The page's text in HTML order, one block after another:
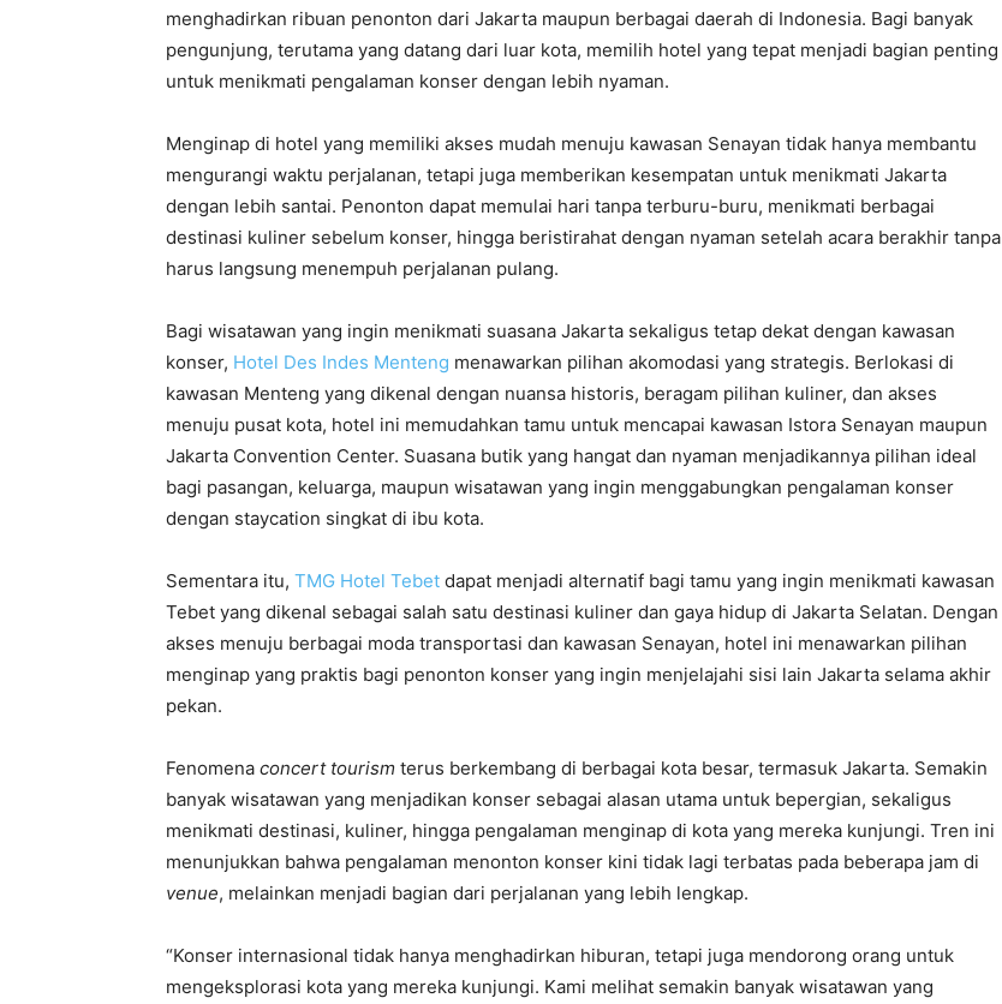
menghadirkan ribuan penonton dari Jakarta maupun berbagai daerah di Indonesia. Bagi banyak
pengunjung, terutama yang datang dari luar kota, memilih hotel yang tepat menjadi bagian penting
untuk menikmati pengalaman konser dengan lebih nyaman.
Menginap di hotel yang memiliki akses mudah menuju kawasan Senayan tidak hanya membantu
mengurangi waktu perjalanan, tetapi juga memberikan kesempatan untuk menikmati Jakarta
dengan lebih santai. Penonton dapat memulai hari tanpa terburu-buru, menikmati berbagai
destinasi kuliner sebelum konser, hingga beristirahat dengan nyaman setelah acara berakhir tanpa
harus langsung menempuh perjalanan pulang.
Bagi wisatawan yang ingin menikmati suasana Jakarta sekaligus tetap dekat dengan kawasan
konser, Hotel Des Indes Menteng menawarkan pilihan akomodasi yang strategis. Berlokasi di
kawasan Menteng yang dikenal dengan nuansa historis, beragam pilihan kuliner, dan akses
menuju pusat kota, hotel ini memudahkan tamu untuk mencapai kawasan Istora Senayan maupun
Jakarta Convention Center. Suasana butik yang hangat dan nyaman menjadikannya pilihan ideal
bagi pasangan, keluarga, maupun wisatawan yang ingin menggabungkan pengalaman konser
dengan staycation singkat di ibu kota.
Sementara itu, TMG Hotel Tebet dapat menjadi alternatif bagi tamu yang ingin menikmati kawasan
Tebet yang dikenal sebagai salah satu destinasi kuliner dan gaya hidup di Jakarta Selatan. Dengan
akses menuju berbagai moda transportasi dan kawasan Senayan, hotel ini menawarkan pilihan
menginap yang praktis bagi penonton konser yang ingin menjelajahi sisi lain Jakarta selama akhir
pekan.
Fenomena concert tourism terus berkembang di berbagai kota besar, termasuk Jakarta. Semakin
banyak wisatawan yang menjadikan konser sebagai alasan utama untuk bepergian, sekaligus
menikmati destinasi, kuliner, hingga pengalaman menginap di kota yang mereka kunjungi. Tren ini
menunjukkan bahwa pengalaman menonton konser kini tidak lagi terbatas pada beberapa jam di
venue, melainkan menjadi bagian dari perjalanan yang lebih lengkap.
“Konser internasional tidak hanya menghadirkan hiburan, tetapi juga mendorong orang untuk
mengeksplorasi kota yang mereka kunjungi. Kami melihat semakin banyak wisatawan yang